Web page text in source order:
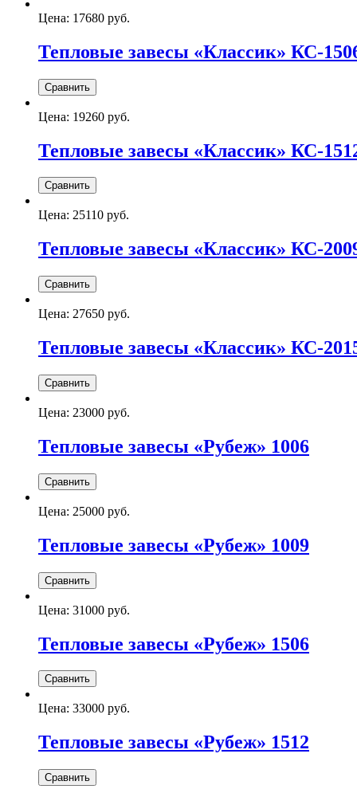
Цена: 17680 руб.
Тепловые завесы «Классик» КС-
Цена: 19260 руб.
Тепловые завесы «Классик» КС-
Цена: 25110 руб.
Тепловые завесы «Классик» КС-
Цена: 27650 руб.
Тепловые завесы «Классик» КС-
Цена: 23000 руб.
Тепловые завесы «Рубеж» 1006
Цена: 25000 руб.
Тепловые завесы «Рубеж» 1009
Цена: 31000 руб.
Тепловые завесы «Рубеж» 1506
Цена: 33000 руб.
Тепловые завесы «Рубеж» 1512